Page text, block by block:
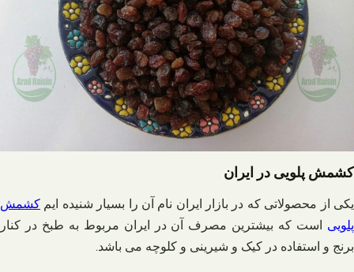
کشمش پلویی در ایران
یکی از محصولاتی که در بازار ایران نام آن را بسیار شنیده ایم کشمش
پلویی است که بیشترین مصرف آن در ایران مربوط به طبخ در کنار
برنج و استفاده در کیک و شیرینی و کلوچه می باشد.